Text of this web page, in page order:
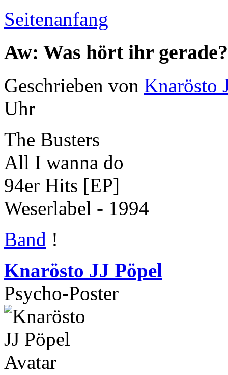
Seitenanfang
Aw: Was hört ihr gerade?
Geschrieben von Knarösto
Uhr
The Busters
All I wanna do
94er Hits [EP]
Weserlabel - 1994
Band !
Knarösto JJ Pöpel
Psycho-Poster